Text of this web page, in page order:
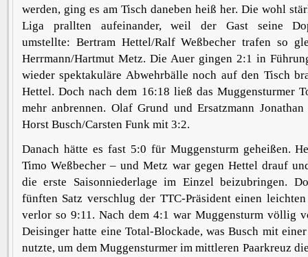
werden, ging es am Tisch daneben heiß her. Die wohl
Liga prallten aufeinander, weil der Gast seine
umstellte: Bertram Hettel/Ralf Weßbecher trafen so
Herrmann/Hartmut Metz. Die Auer gingen 2:1 in
wieder spektakuläre Abwehrbälle noch auf den Tisch
Hettel. Doch nach dem 16:18 ließ das Muggensturmer
mehr anbrennen. Olaf Grund und Ersatzmann
Horst Busch/Carsten Funk mit 3:2.
Danach hätte es fast 5:0 für Muggensturm geheißen.
Timo Weßbecher – und Metz war gegen Hettel drauf
die erste Saisonniederlage im Einzel beizubringen.
fünften Satz verschlug der TTC-Präsident einen
verlor so 9:11. Nach dem 4:1 war Muggensturm völlig
Deisinger hatte eine Total-Blockade, was Busch mit
nutzte, um dem Muggensturmer im mittleren Paarkreuz